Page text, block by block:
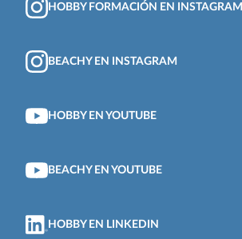
HOBBY FORMACIÓN EN INSTAGRAM
BEACHY EN INSTAGRAM
HOBBY EN YOUTUBE
BEACHY EN YOUTUBE
HOBBY EN LINKEDIN